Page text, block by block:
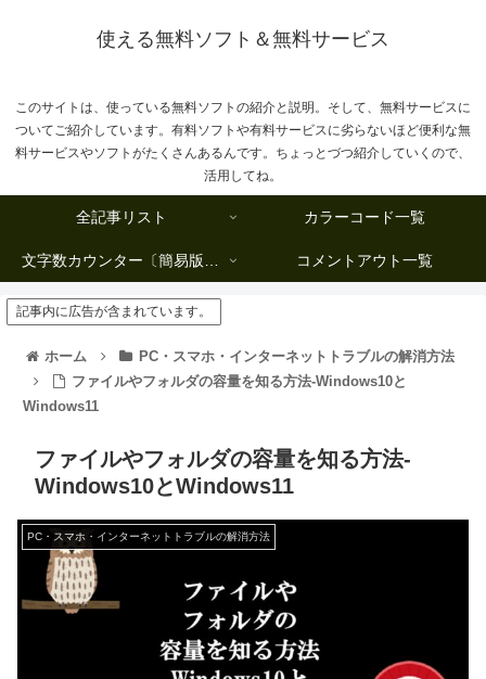
使える無料ソフト＆無料サービス
このサイトは、使っている無料ソフトの紹介と説明。そして、無料サービスに
ついてご紹介しています。有料ソフトや有料サービスに劣らないほど便利な無
料サービスやソフトがたくさんあるんです。ちょっとづつ紹介していくので、
活用してね。
全記事リスト カラーコード一覧
文字数カウンター〔簡易版複数行タイプ〕 コメントアウト一覧
記事内に広告が含まれています。
ホーム
PC・スマホ・インターネットトラブルの解消方法
ファイルやフォルダの容量を知る方法-Windows10と
Windows11
ファイルやフォルダの容量を知る方法-
Windows10とWindows11
PC・スマホ・インターネットトラブルの解消方法